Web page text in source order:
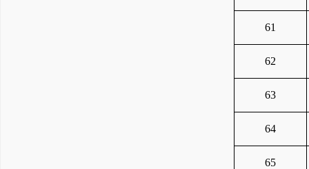
61
62
63
64
65